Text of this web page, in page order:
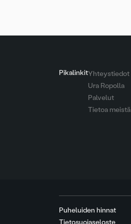
PikalinkitYhteystiedot
Ura Ropolla
Palvelut
Tietoa meistä
Puheluiden hinnat
Tietosuojaseloste